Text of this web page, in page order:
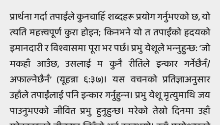
प्रार्थना गर्दा तपाईंले कुनचाहिँ शब्दहरू प्रयोग गर्नुभएको छ, यो
त्यति महत्त्वपूर्ण कुरा होइन; किनभने यो त तपाईंको हृदयको
इमानदारी र विश्‍वासमा पूरा भर पर्छ। प्रभु येशूले भन्‍नुहुन्छ: ‘जो
मकहाँ आउँछ, उसलाई म कुनै रीतिले इन्कार गर्नेछैनँ/
अफाल्नेछैनँ’ (यूहन्ना ६:३७)। यस वचनको प्रतिज्ञाअनुसार
उहाँले तपाईंलाई पनि इन्कार गर्नुहुन्‍न। प्रभु येशू मृत्युमाथि जय
पाउनुभएको जीवित प्रभु हुनुहुन्छ। मरेको तेस्रो दिनमा उहाँ